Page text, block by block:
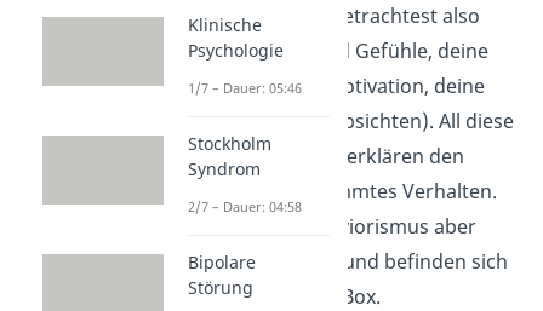
und Verhalten. Du betrachtest also
deine Gedanken und Gefühle, deine
Emotionen, deine Motivation, deine
Intentionen (Ziele, Absichten). All diese
mentalen Vorgänge erklären den
Grund für ein bestimmtes Verhalten.
Sie werden im Behaviorismus aber
außen vor gelassen und befinden sich
innerhalb der Black Box.
Klinische
Psychologie
1/7 – Dauer: 05:46
Stockholm
Syndrom
2/7 – Dauer: 04:58
Bipolare
Störung